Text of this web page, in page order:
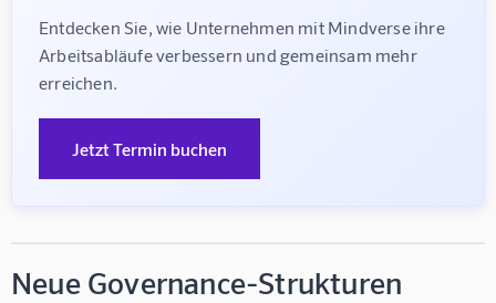
Entdecken Sie, wie Unternehmen mit Mindverse ihre
Arbeitsabläufe verbessern und gemeinsam mehr
erreichen.
Jetzt Termin buchen
Neue Governance-Strukturen